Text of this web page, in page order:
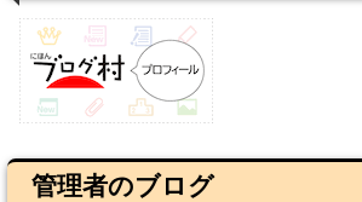
管理者のブログ